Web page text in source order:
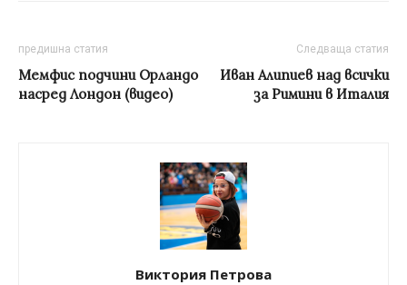
предишна статия
Мемфис подчини Орландо
насред Лондон (видео)
Следваща статия
Иван Алипиев нaд всички
за Римини в Италия
Виктория Петрова